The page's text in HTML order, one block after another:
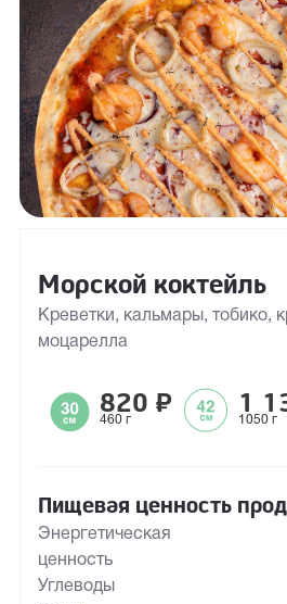
Морской коктейль
Креветки, кальмары, тобико,
моцарелла
820 ₽
460 г
1
1050 г
Пищевая ценность
Энергетическая
ценность
Углеводы